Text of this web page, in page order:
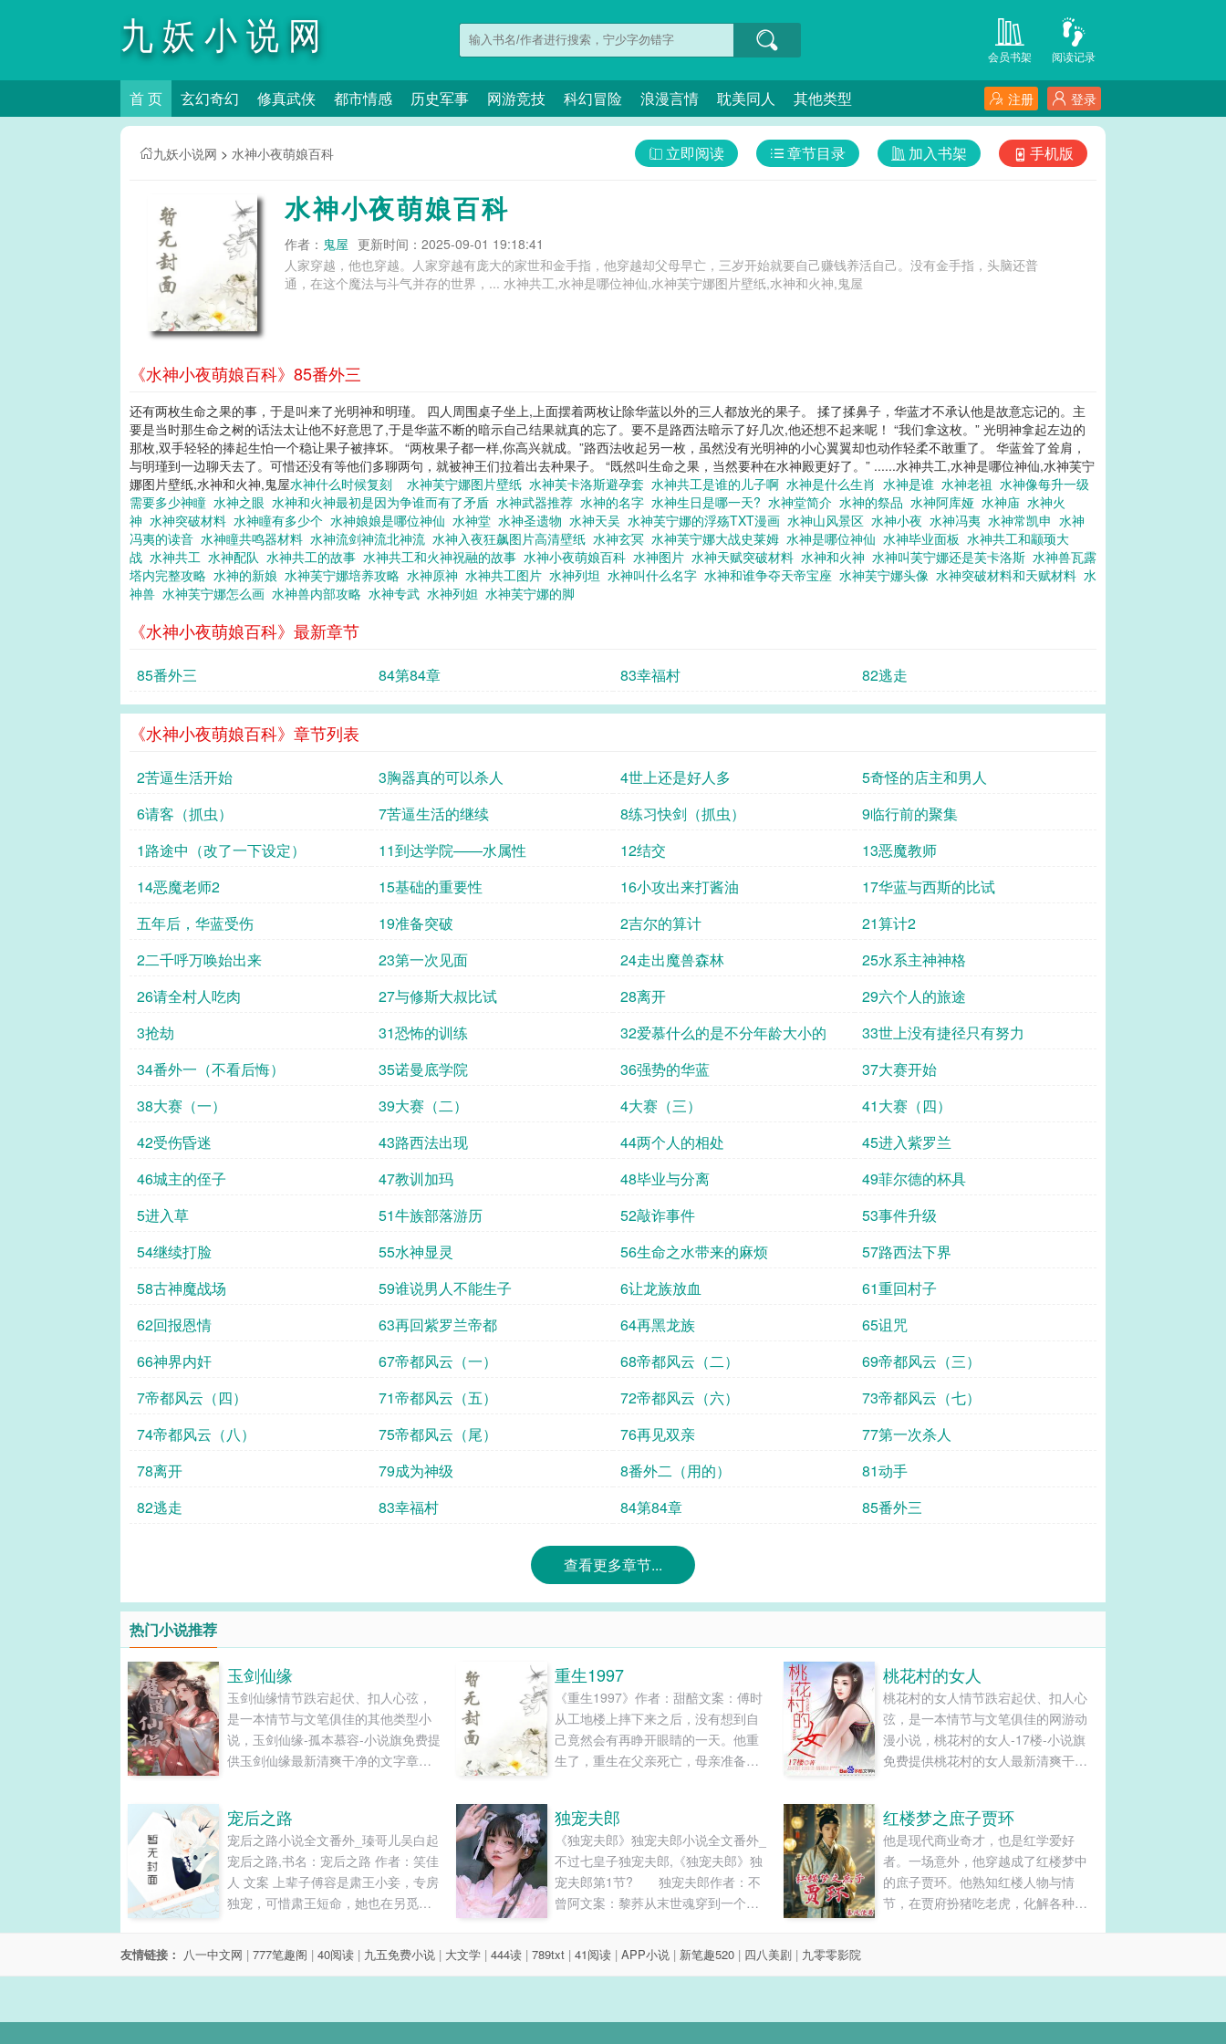
九妖小说网 阅读记录
会员书架
首 页 玄幻奇幻 修真武侠 都市情感 历史军事 网游竞技 科幻冒险 浪漫言情 耽美同人 其他类型 登录
注册
九妖小说网 > 水神小夜萌娘百科 手机版
加入书架
章节目录
立即阅读
水神小夜萌娘百科
作者： 鬼屋 更新时间：2025-09-01 19:18:41
人家穿越，他也穿越。人家穿越有庞大的家世和金手指，他穿越却父母早亡，三岁开始就要自己赚钱养活自己。没有金手指，头脑还普
通，在这个魔法与斗气并存的世界，... 水神共工,水神是哪位神仙,水神芙宁娜图片壁纸,水神和火神,鬼屋
《水神小夜萌娘百科》85番外三
还有两枚生命之果的事，于是叫来了光明神和明瑾。 四人周围桌子坐上,上面摆着两枚让除华蓝以外的三人都放光的果子。 揉了揉鼻子，华蓝才不承认他是故意忘记的。主
要是当时那生命之树的话法太让他不好意思了,于是华蓝不断的暗示自己结果就真的忘了。要不是路西法暗示了好几次,他还想不起来呢！ “我们拿这枚。” 光明神拿起左边的
那枚,双手轻轻的捧起生怕一个稳让果子被摔坏。 “两枚果子都一样,你高兴就成。”路西法收起另一枚，虽然没有光明神的小心翼翼却也动作轻柔不敢重了。 华蓝耸了耸肩，
与明瑾到一边聊天去了。可惜还没有等他们多聊两句，就被神王们拉着出去种果子。 “既然叫生命之果，当然要种在水神殿更好了。” ......水神共工,水神是哪位神仙,水神芙宁
娜图片壁纸,水神和火神,鬼屋水神什么时候复刻 水神芙宁娜图片壁纸 水神芙卡洛斯避孕套 水神共工是谁的儿子啊 水神是什么生肖 水神是谁 水神老祖 水神像每升一级
需要多少神瞳 水神之眼 水神和火神最初是因为争谁而有了矛盾 水神武器推荐 水神的名字 水神生日是哪一天? 水神堂简介 水神的祭品 水神阿库娅 水神庙 水神火
神 水神突破材料 水神瞳有多少个 水神娘娘是哪位神仙 水神堂 水神圣遗物 水神天吴 水神芙宁娜的浮殇TXT漫画 水神山风景区 水神小夜 水神冯夷 水神常凯申 水神
冯夷的读音 水神瞳共鸣器材料 水神流剑神流北神流 水神入夜狂飙图片高清壁纸 水神玄冥 水神芙宁娜大战史莱姆 水神是哪位神仙 水神毕业面板 水神共工和颛顼大
战 水神共工 水神配队 水神共工的故事 水神共工和火神祝融的故事 水神小夜萌娘百科 水神图片 水神天赋突破材料 水神和火神 水神叫芙宁娜还是芙卡洛斯 水神兽瓦露
塔内完整攻略 水神的新娘 水神芙宁娜培养攻略 水神原神 水神共工图片 水神列坦 水神叫什么名字 水神和谁争夺天帝宝座 水神芙宁娜头像 水神突破材料和天赋材料 水
神兽 水神芙宁娜怎么画 水神兽内部攻略 水神专武 水神列妲 水神芙宁娜的脚
《水神小夜萌娘百科》最新章节
85番外三 84第84章 83幸福村 82逃走
《水神小夜萌娘百科》章节列表
2苦逼生活开始 3胸器真的可以杀人 4世上还是好人多
5奇怪的店主和男人
6请客（抓虫）
7苦逼生活的继续 8练习快剑（抓虫）
9临行前的聚集
1路途中（改了一下设定）
11到达学院——水属性 12结交
13恶魔教师
14恶魔老师2
15基础的重要性 16小攻出来打酱油
17华蓝与西斯的比试
五年后，华蓝受伤
19准备突破 2吉尔的算计
21算计2
2二千呼万唤始出来
23第一次见面 24走出魔兽森林
25水系主神神格
26请全村人吃肉
27与修斯大叔比试 28离开
29六个人的旅途
3抢劫
31恐怖的训练 32爱慕什么的是不分年龄大小的
33世上没有捷径只有努力
34番外一（不看后悔）
35诺曼底学院 36强势的华蓝
37大赛开始
38大赛（一）
39大赛（二） 4大赛（三）
41大赛（四）
42受伤昏迷
43路西法出现 44两个人的相处
45进入紫罗兰
46城主的侄子
47教训加玛 48毕业与分离
49菲尔德的杯具
5进入草
51牛族部落游历 52敲诈事件
53事件升级
54继续打脸
55水神显灵 56生命之水带来的麻烦
57路西法下界
58古神魔战场
59谁说男人不能生子 6让龙族放血
61重回村子
62回报恩情
63再回紫罗兰帝都 64再黑龙族
65诅咒
66神界内奸
67帝都风云（一） 68帝都风云（二）
69帝都风云（三）
7帝都风云（四）
71帝都风云（五） 72帝都风云（六）
73帝都风云（七）
74帝都风云（八）
75帝都风云（尾） 76再见双亲
77第一次杀人
78离开
79成为神级 8番外二（用的）
81动手
82逃走
83幸福村 84第84章 85番外三
查看更多章节...
热门小说推荐
玉剑仙缘
玉剑仙缘情节跌宕起伏、扣人心弦，
是一本情节与文笔俱佳的其他类型小
说，玉剑仙缘-孤本慕容-小说旗免费提
供玉剑仙缘最新清爽干净的文字章节
重生1997
《重生1997》作者：甜醅文案：傅时
从工地楼上摔下来之后，没有想到自
己竟然会有再睁开眼睛的一天。他重
生了，重生在父亲死亡，母亲准备卷
得换一种活法。至少，得夺回房产，
努力养活自己弟弟和妹妹，摆脱前世
悲惨的命运吧？平安喜乐，才不枉费
重生一回。1、还是男主文，不喜勿
入。2、小...
桃花村的女人
桃花村的女人情节跌宕起伏、扣人心
弦，是一本情节与文笔俱佳的网游动
漫小说，桃花村的女人-17楼-小说旗
免费提供桃花村的女人最新清爽干净
宠后之路
宠后之路小说全文番外_瑧哥儿吴白起
宠后之路,书名：宠后之路 作者：笑佳
人 文案 上辈子傅容是肃王小妾，专房
独宠，可惜肃王短命，她也在另觅新
啊，这回定要挑最好的男人嫁掉。谁
料肃王突然缠了上来，动手动脚就算
独宠夫郎
《独宠夫郎》独宠夫郎小说全文番外_
不过七皇子独宠夫郎,《独宠夫郎》独
宠夫郎第1节? 独宠夫郎作者：不
曾阿文案：黎荞从末世魂穿到一个有
厉害，他一睁眼便看到一位貌美大长
腿的男子正递给他窝窝头，黎荞：
红楼梦之庶子贾环
他是现代商业奇才，也是红学爱好
者。一场意外，他穿越成了红楼梦中
的庶子贾环。他熟知红楼人物与情
节，在贾府扮猪吃老虎，化解各种危
友情链接： 八一中文网 | 777笔趣阁 | 40阅读 | 九五免费小说 | 大文学 | 444读 | 789txt | 41阅读 | APP小说 | 新笔趣520 | 四八美剧 | 九零零影院